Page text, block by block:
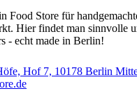
Food Store für
Hier findet man sinnvolle
- echt made in Berlin!
Hof 7, 10178 Berlin